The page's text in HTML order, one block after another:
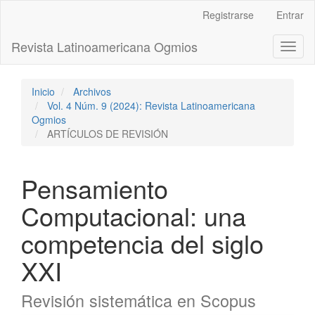
principal
Barra
Registrarse Entrar
Revista Latinoamericana Ogmios
Inicio
Archivos
Vol. 4 Núm. 9 (2024): Revista Latinoamericana
Ogmios
ARTÍCULOS DE REVISIÓN
Pensamiento
Computacional: una
competencia del siglo
XXI
Revisión sistemática en Scopus